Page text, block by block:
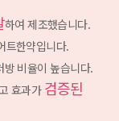
하여 제조했습니다.
트한약입니다.
방 비율이 높습니다.
효과가 검증된